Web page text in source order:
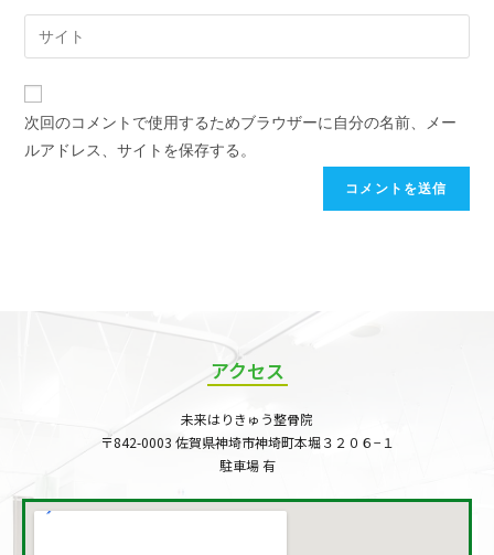
次回のコメントで使用するためブラウザーに自分の名前、メー
ルアドレス、サイトを保存する。
アクセス
未来はりきゅう整骨院
〒842-0003 佐賀県神埼市神埼町本堀３２０６−１
駐車場 有